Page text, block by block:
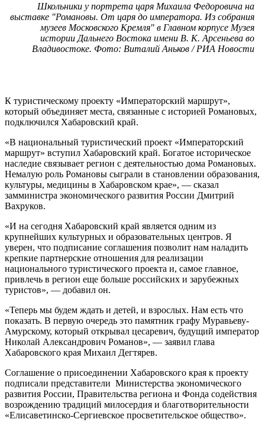
Школьники у портрета царя Михаила Федоровича на
выставке "Романовы. От царя до императора. Из собрания
музеев Московского Кремля" в Главном корпусе Музея
истории Дальнего Востока имени В. К. Арсеньева во
Владивостоке. Фото: Виталий Аньков / РИА Новости
К туристическому проекту «Императорский маршрут»,
который объединяет места, связанные с историей Романовых,
подключился Хабаровский край.
«В национальный туристический проект «Императорский
маршрут» вступил Хабаровский край. Богатое историческое
наследие связывает регион с деятельностью дома Романовых.
Немалую роль Романовы сыграли в становлении образования,
культуры, медицины в Хабаровском крае», — сказал
замминистра экономического развития России Дмитрий
Вахруков.
«И на сегодня Хабаровский край является одним из
крупнейших культурных и образовательных центров. Я
уверен, что подписание соглашения позволит нам наладить
крепкие партнерские отношения для реализации
национального туристического проекта и, самое главное,
привлечь в регион еще больше российских и зарубежных
туристов», — добавил он.
«Теперь мы будем ждать и детей, и взрослых. Нам есть что
показать. В первую очередь это памятник графу Муравьеву-
Амурскому, который открывал цесаревич, будущий император
Николай Александрович Романов», — заявил глава
Хабаровского края Михаил Дегтярев.
Соглашение о присоединении Хабаровского края к проекту
подписали представители Министерства экономического
развития России, Правительства региона и Фонда содействия
возрождению традиций милосердия и благотворительности
«Елисаветинско-Сергиевское просветительское общество».